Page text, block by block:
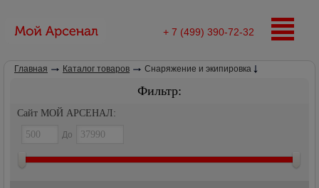
+ 7 (499) 390-72-32
Главная Каталог товаров Снаряжение и экипировка
Фильтр:
Сайт МОЙ АРСЕНАЛ:
До